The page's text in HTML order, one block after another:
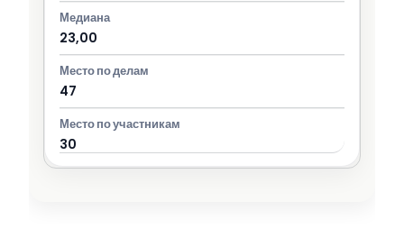
23,00
47
30